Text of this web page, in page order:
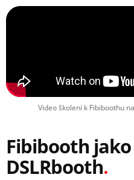
Video školení k Fibiboothu
Fibibooth
DSLRbooth